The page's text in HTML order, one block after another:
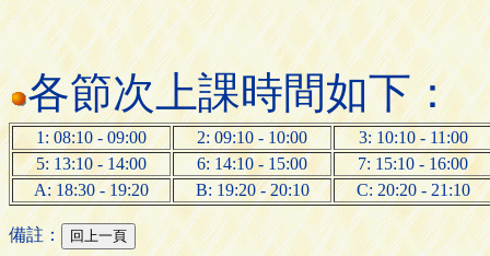
各節次上課時間如下：
1: 08:10 - 09:00 2: 09:10 - 10:00
3: 10:10 - 11:00
5: 13:10 - 14:00
6: 14:10 - 15:00
7: 15:10 - 16:00
A: 18:30 - 19:20
B: 19:20 - 20:10 C: 20:20 - 21:10
備註：